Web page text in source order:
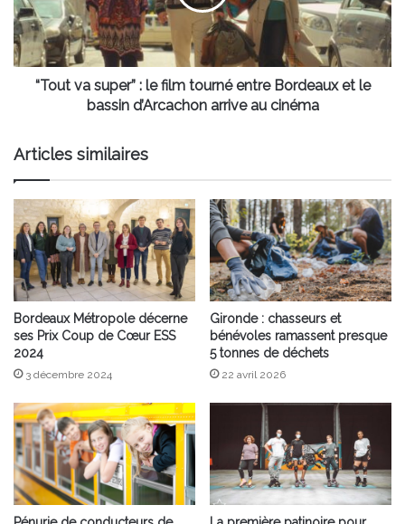
film
tourné
entre
Bordeaux
arrive
au
cinéma
“Tout va super” : le film tourné entre Bordeaux et le
bassin d’Arcachon arrive au cinéma
Articles similaires
Bordeaux Métropole décerne
ses Prix Coup de Cœur ESS
2024
3 décembre 2024
Gironde : chasseurs et
bénévoles ramassent presque
5 tonnes de déchets
22 avril 2026